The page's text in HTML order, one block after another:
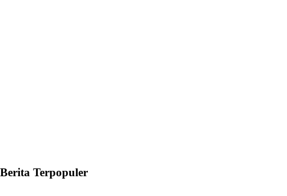
Berita Terpopuler